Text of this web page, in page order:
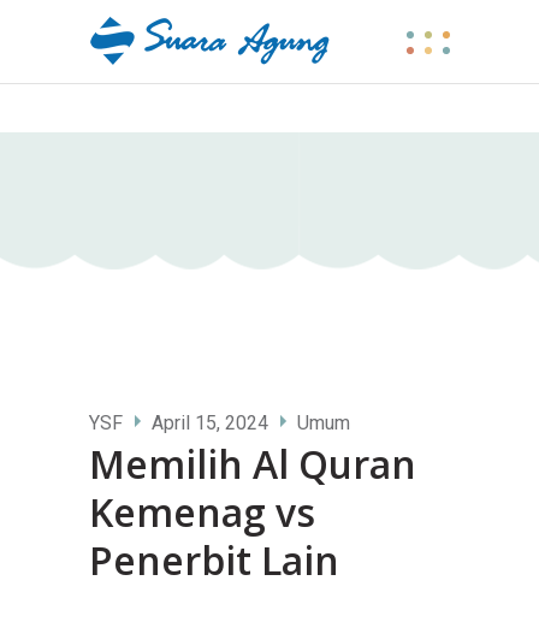
YSF April 15, 2024 Umum
Memilih Al Quran
Kemenag vs
Penerbit Lain